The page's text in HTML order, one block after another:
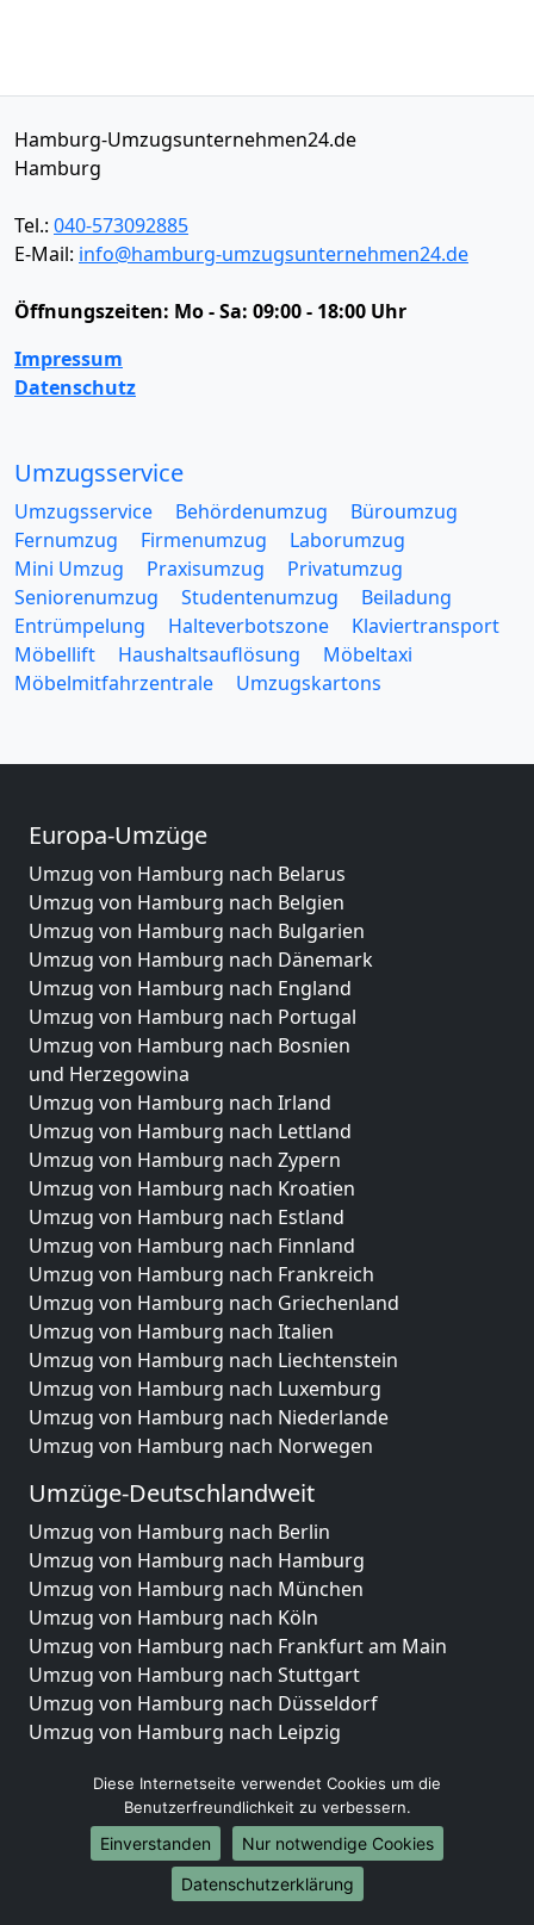
Hamburg-Umzugsunternehmen24.de
Hamburg
Tel.: 040-573092885
E-Mail: info@hamburg-umzugsunternehmen24.de
Öffnungszeiten: Mo - Sa: 09:00 - 18:00 Uhr
Impressum
Datenschutz
Umzugsservice
Umzugsservice Behördenumzug
Büroumzug
Fernumzug
Firmenumzug
Laborumzug
Mini Umzug
Praxisumzug
Privatumzug
Seniorenumzug
Studentenumzug
Beiladung
Entrümpelung
Halteverbotszone
Klaviertransport
Möbellift
Haushaltsauflösung
Möbeltaxi
Möbelmitfahrzentrale
Umzugskartons
Europa-Umzüge
Umzug von Hamburg nach Belarus
Umzug von Hamburg nach Belgien
Umzug von Hamburg nach Bulgarien
Umzug von Hamburg nach Dänemark
Umzug von Hamburg nach England
Umzug von Hamburg nach Portugal
Umzug von Hamburg nach Bosnien
und Herzegowina
Umzug von Hamburg nach Irland
Umzug von Hamburg nach Lettland
Umzug von Hamburg nach Zypern
Umzug von Hamburg nach Kroatien
Umzug von Hamburg nach Estland
Umzug von Hamburg nach Finnland
Umzug von Hamburg nach Frankreich
Umzug von Hamburg nach Griechenland
Umzug von Hamburg nach Italien
Umzug von Hamburg nach Liechtenstein
Umzug von Hamburg nach Luxemburg
Umzug von Hamburg nach Niederlande
Umzug von Hamburg nach Norwegen
Umzüge-Deutschlandweit
Umzug von Hamburg nach Berlin
Umzug von Hamburg nach Hamburg
Umzug von Hamburg nach München
Umzug von Hamburg nach Köln
Umzug von Hamburg nach Frankfurt am Main
Umzug von Hamburg nach Stuttgart
Umzug von Hamburg nach Düsseldorf
Umzug von Hamburg nach Leipzig
Umzug von Hamburg nach Essen
Umzug von Hamburg nach Bremen
Umzug von Hamburg nach Dresden
Umzug von Hamburg nach Hannover
Umzug von Hamburg nach Nürnberg
Diese Internetseite verwendet Cookies um die
Benutzerfreundlichkeit zu verbessern.
Einverstanden
Nur notwendige Cookies
Datenschutzerklärung